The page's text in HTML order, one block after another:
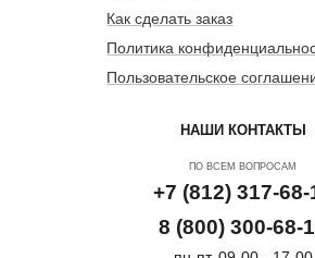
Как сделать заказ
Политика
Пользовательское
НАШИ КОНТАКТЫ
ПО ВСЕМ ВОПРОСАМ
+7 (812) 317-68-
8 (800) 300-68-